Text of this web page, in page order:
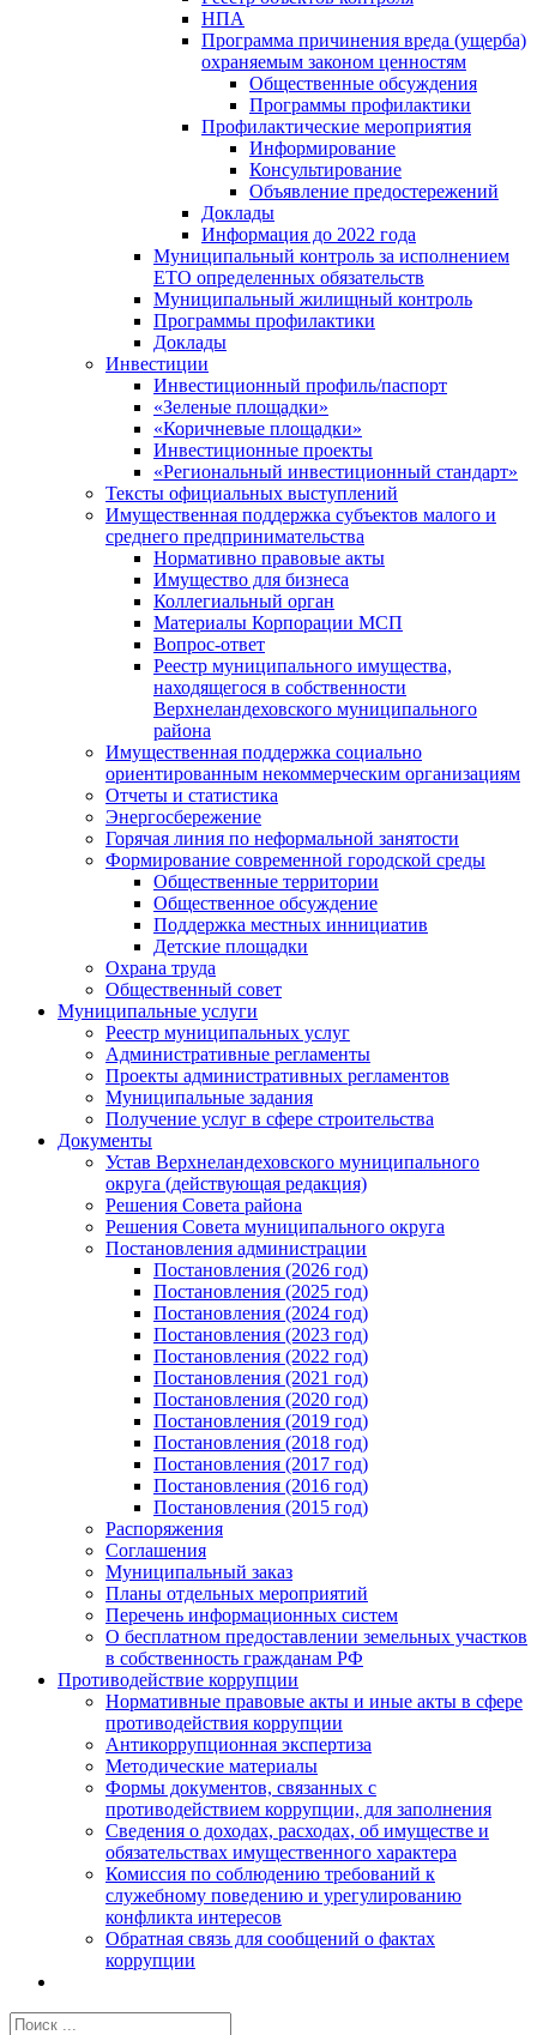
НПА
Программа причинения вреда (ущерба)
охраняемым законом ценностям
Общественные обсуждения
Программы профилактики
Профилактические мероприятия
Информирование
Консультирование
Объявление предостережений
Доклады
Информация до 2022 года
Муниципальный контроль за исполнением
ЕТО определенных обязательств
Муниципальный жилищный контроль
Программы профилактики
Доклады
Инвестиции
Инвестиционный профиль/паспорт
«Зеленые площадки»
«Коричневые площадки»
Инвестиционные проекты
«Региональный инвестиционный стандарт»
Тексты официальных выступлений
Имущественная поддержка субъектов малого и
среднего предпринимательства
Нормативно правовые акты
Имущество для бизнеса
Коллегиальный орган
Материалы Корпорации МСП
Вопрос-ответ
Реестр муниципального имущества,
находящегося в собственности
Верхнеландеховского муниципального
района
Имущественная поддержка социально
ориентированным некоммерческим организациям
Отчеты и статистика
Энергосбережение
Горячая линия по неформальной занятости
Формирование современной городской среды
Общественные территории
Общественное обсуждение
Поддержка местных иннициатив
Детские площадки
Охрана труда
Общественный совет
Муниципальные услуги
Реестр муниципальных услуг
Административные регламенты
Проекты административных регламентов
Муниципальные задания
Получение услуг в сфере строительства
Документы
Устав Верхнеландеховского муниципального
округа (действующая редакция)
Решения Совета района
Решения Совета муниципального округа
Постановления администрации
Постановления (2026 год)
Постановления (2025 год)
Постановления (2024 год)
Постановления (2023 год)
Постановления (2022 год)
Постановления (2021 год)
Постановления (2020 год)
Постановления (2019 год)
Постановления (2018 год)
Постановления (2017 год)
Постановления (2016 год)
Постановления (2015 год)
Распоряжения
Соглашения
Муниципальный заказ
Планы отдельных мероприятий
Перечень информационных систем
О бесплатном предоставлении земельных участков
в собственность гражданам РФ
Противодействие коррупции
Нормативные правовые акты и иные акты в сфере
противодействия коррупции
Антикоррупционная экспертиза
Методические материалы
Формы документов, связанных с
противодействием коррупции, для заполнения
Сведения о доходах, расходах, об имуществе и
обязательствах имущественного характера
Комиссия по соблюдению требований к
служебному поведению и урегулированию
конфликта интересов
Обратная связь для сообщений о фактах
коррупции
Результат